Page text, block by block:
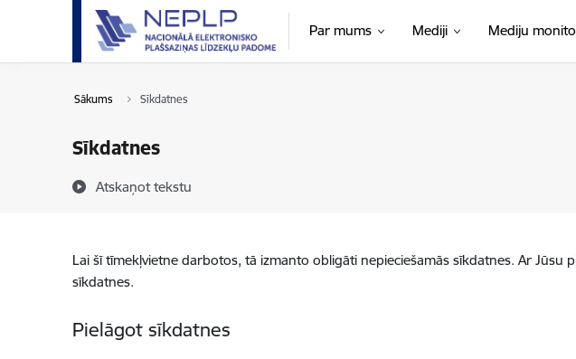
Pāriet uz lapas saturu
Par mums Mediji Mediju
Sākums Sīkdatnes
Sīkdatnes
Atskaņot tekstu
Lai šī tīmekļvietne darbotos, tā izmanto obligāti nepieciešamās sīkdatnes. Ar
sīkdatnes.
Pielāgot sīkdatnes